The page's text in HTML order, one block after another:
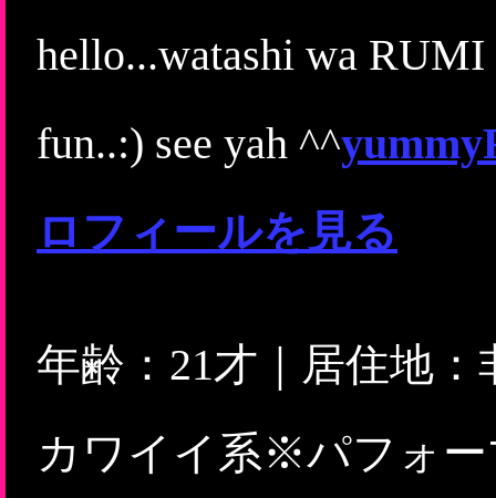
hello...watashi wa RUMI
fun..:) see yah ^^
ロフィールを見る
年齢：21才｜居住地
カワイイ系※パフォ